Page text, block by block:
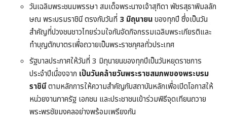
วันเฉลิมพระชนมพรรษา สมเด็จพระนางเจ้าสุทิดา พัชรสุธาพิมลลัก
ษณ พระบรมราชินี ตรงกับวันที่ 3 มิถุนายนของทุกปี ซึ่งเป็นวัน
สำคัญที่ปวงชนชาวไทยร่วมใจกันจัดกิจกรรมเฉลิมพระเกียรติและ
ทำบุญตักบาตรเพื่อถวายเป็นพระราชกุศลทั่วประเทศ
รัฐบาลประกาศให้วันที่ 3 มิถุนายนของทุกปีเป็นวันหยุดราชการ
ประจำปีเนื่องจาก เป็นวันคล้ายวันพระราชสมภพของพระบรม
ราชินีตามหลักการให้ความสำคัญกับสถาบันหลักเพื่อเปิดโอกาสให้
หน่วยงานภาครัฐ เอกชน และประชาชนเข้าร่วมพิธีจุดเทียนถวาย
พระพรชัยมงคลอย่างพร้อมเพรียงกัน